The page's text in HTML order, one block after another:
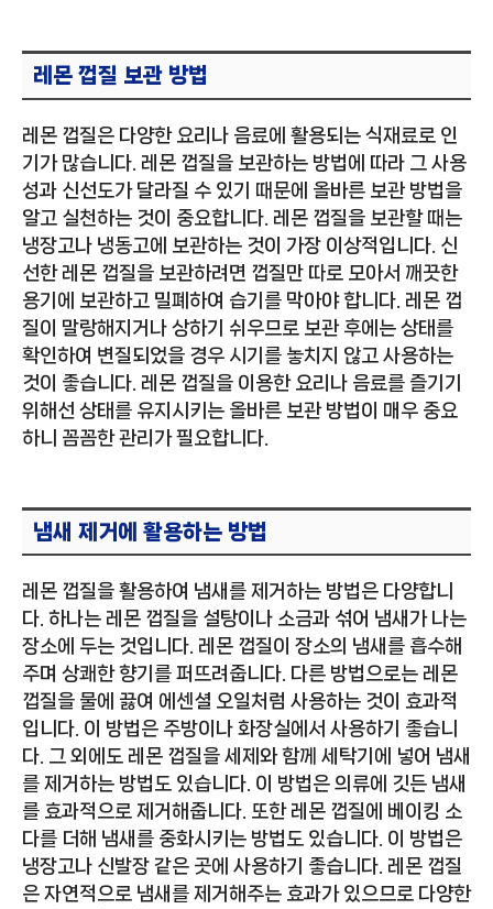
레몬 껍질 보관 방법
레몬 껍질은 다양한 요리나 음료에 활용되는 식재료로 인
기가 많습니다. 레몬 껍질을 보관하는 방법에 따라 그 사용
성과 신선도가 달라질 수 있기 때문에 올바른 보관 방법을
알고 실천하는 것이 중요합니다. 레몬 껍질을 보관할 때는
냉장고나 냉동고에 보관하는 것이 가장 이상적입니다. 신
선한 레몬 껍질을 보관하려면 껍질만 따로 모아서 깨끗한
용기에 보관하고 밀폐하여 습기를 막아야 합니다. 레몬 껍
질이 말랑해지거나 상하기 쉬우므로 보관 후에는 상태를
확인하여 변질되었을 경우 시기를 놓치지 않고 사용하는
것이 좋습니다. 레몬 껍질을 이용한 요리나 음료를 즐기기
위해선 상태를 유지시키는 올바른 보관 방법이 매우 중요
하니 꼼꼼한 관리가 필요합니다.
냄새 제거에 활용하는 방법
레몬 껍질을 활용하여 냄새를 제거하는 방법은 다양합니
다. 하나는 레몬 껍질을 설탕이나 소금과 섞어 냄새가 나는
장소에 두는 것입니다. 레몬 껍질이 장소의 냄새를 흡수해
주며 상쾌한 향기를 퍼뜨려줍니다. 다른 방법으로는 레몬
껍질을 물에 끓여 에센셜 오일처럼 사용하는 것이 효과적
입니다. 이 방법은 주방이나 화장실에서 사용하기 좋습니
다. 그 외에도 레몬 껍질을 세제와 함께 세탁기에 넣어 냄새
를 제거하는 방법도 있습니다. 이 방법은 의류에 깃든 냄새
를 효과적으로 제거해줍니다. 또한 레몬 껍질에 베이킹 소
다를 더해 냄새를 중화시키는 방법도 있습니다. 이 방법은
냉장고나 신발장 같은 곳에 사용하기 좋습니다. 레몬 껍질
은 자연적으로 냄새를 제거해주는 효과가 있으므로 다양한